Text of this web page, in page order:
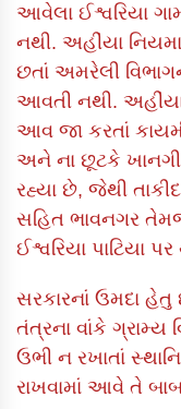
આવેલા ઈશ્વરિયા
નથી. અહીંયા
છતાં અમરેલી
આવતી નથી.
આવ જા કરતાં
અને ના છૂટકે ખાનગી
રહ્યા છે, જેથી
સહિત ભાવનગર
ઈશ્વરિયા પાટિયા
સરકારનાં ઉમદા
તંત્રના વાંકે ગ્રામ્ય
ઉભી ન રખાતાં
રાખવામાં આવે તે